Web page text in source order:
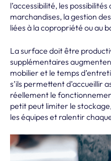
l’accessibilité, les
marchandises, la gestion
liées à la copropriété ou au
La surface doit être
supplémentaires
mobilier et le temps
s’ils permettent d’accueillir
réellement le
petit peut limiter le
les équipes et ralentir